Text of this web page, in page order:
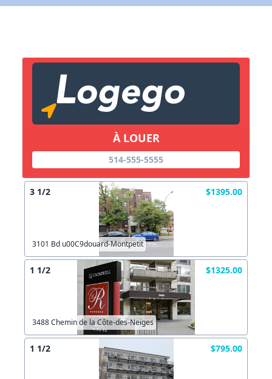
À LOUER
514-555-5555
3 1/2 $1395.00
3101 Bd u00C9douard-Montpetit
1 1/2 $1325.00
3488 Chemin de la Côte-des-Neiges
1 1/2 $795.00
Lien vers inscription (sera inclus dans courriel)
Copier lien
X Fermer
X Fermer